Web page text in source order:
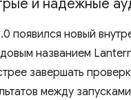
и надежные
появился новый
названием
завершать
между